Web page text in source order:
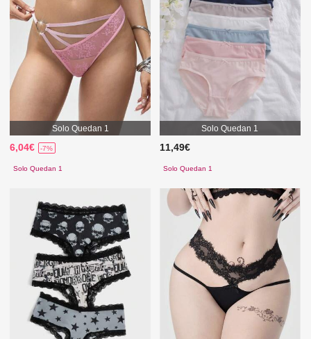
Solo Quedan 1
6,04€ -7%
Solo Quedan 1
Solo Quedan 1
11,49€
Solo Quedan 1